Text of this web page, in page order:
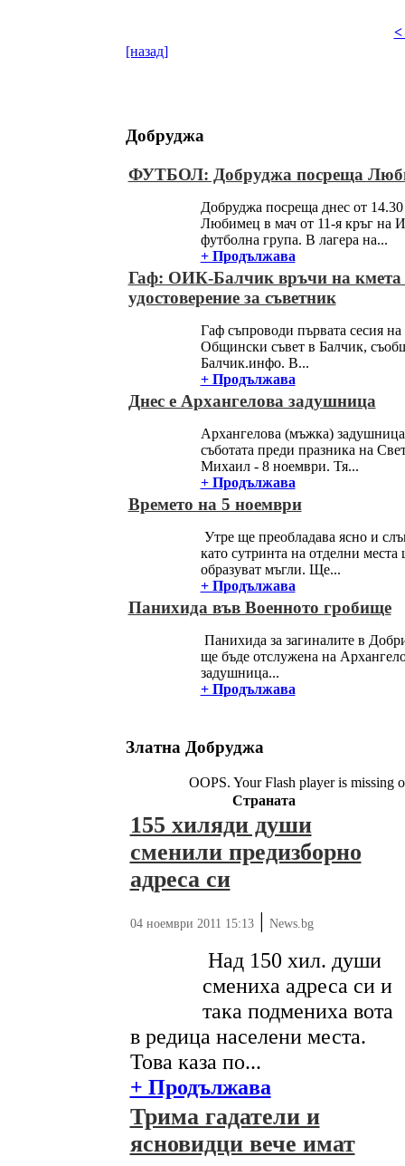
[назад]
Добруджа
ФУТБОЛ: Добруджа посреща
Добруджа посреща днес от 14.30
Любимец в мач от 11-я кръг на
футболна група. В лагера на...
+ Продължава
Гаф: ОИК-Балчик връчи на кмета
удостоверение за съветник
Гаф съпроводи първата сесия
Общински съвет в Балчик,
Балчик.инфо. В...
+ Продължава
Днес е Архангелова задушница
Архангелова (мъжка) задушница
съботата преди празника на
Михаил - 8 ноември. Тя...
+ Продължава
Времето на 5 ноември
Утре ще преобладава ясно и
като сутринта на отделни места
образуват мъгли. Ще...
+ Продължава
Панихида във Военното гробище
Панихида за загиналите в
ще бъде отслужена на
задушница...
+ Продължава
Златна Добруджа
OOPS. Your Flash player is missing
Страната
155 хиляди души
сменили предизборно
адреса си
04 ноември 2011 15:13| News.bg
Над 150 хил. души
смениха адреса си и
така подмениха вота
в редица населени места.
Това каза по...
+ Продължава
Трима гадатели и
ясновидци вече имат